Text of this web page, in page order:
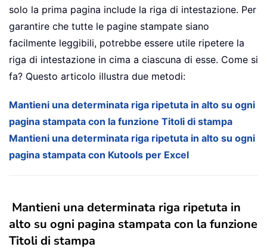
solo la prima pagina include la riga di intestazione. Per
garantire che tutte le pagine stampate siano
facilmente leggibili, potrebbe essere utile ripetere la
riga di intestazione in cima a ciascuna di esse. Come si
fa? Questo articolo illustra due metodi:
Mantieni una determinata riga ripetuta in alto su ogni
pagina stampata con la funzione Titoli di stampa
Mantieni una determinata riga ripetuta in alto su ogni
pagina stampata con Kutools per Excel
Mantieni una determinata riga ripetuta in
alto su ogni pagina stampata con la funzione
Titoli di stampa